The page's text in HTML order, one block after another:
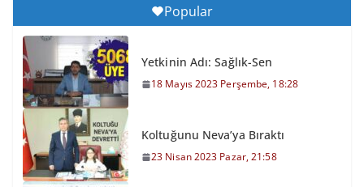
Popular
Yetkinin Adı: Sağlık-Sen
18 Mayıs 2023 Perşembe, 18:28
Koltuğunu Neva’ya Bıraktı
23 Nisan 2023 Pazar, 21:58